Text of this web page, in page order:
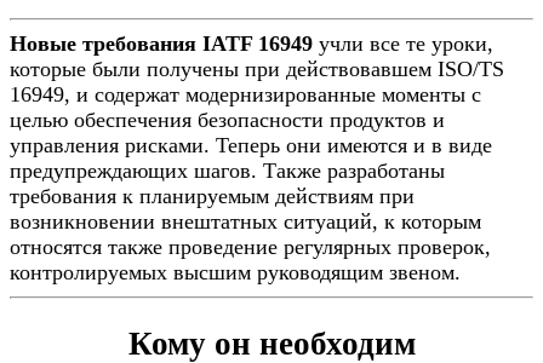
Новые требования IATF 16949 учли все те уроки,
которые были получены при действовавшем ISO/TS
16949, и содержат модернизированные моменты с
целью обеспечения безопасности продуктов и
управления рисками. Теперь они имеются и в виде
предупреждающих шагов. Также разработаны
требования к планируемым действиям при
возникновении внештатных ситуаций, к которым
относятся также проведение регулярных проверок,
контролируемых высшим руководящим звеном.
Кому он необходим